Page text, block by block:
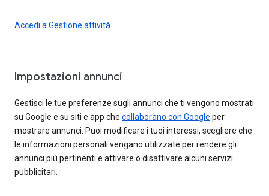
Accedi a Gestione attività
Impostazioni annunci
Gestisci le tue preferenze sugli annunci che ti vengono mostrati
su Google e su siti e app che collaborano con Google per
mostrare annunci. Puoi modificare i tuoi interessi, scegliere che
le informazioni personali vengano utilizzate per rendere gli
annunci più pertinenti e attivare o disattivare alcuni servizi
pubblicitari.